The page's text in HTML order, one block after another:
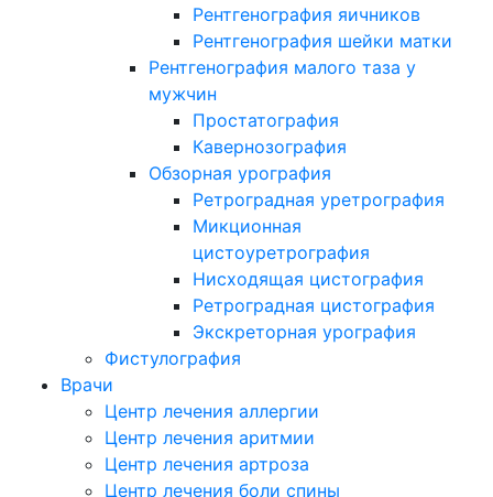
Рентгенография яичников
Рентгенография шейки матки
Рентгенография малого таза у
мужчин
Простатография
Кавернозография
Обзорная урография
Ретроградная уретрография
Микционная
цистоуретрография
Нисходящая цистография
Ретроградная цистография
Экскреторная урография
Фистулография
Врачи
Центр лечения аллергии
Центр лечения аритмии
Центр лечения артроза
Центр лечения боли спины